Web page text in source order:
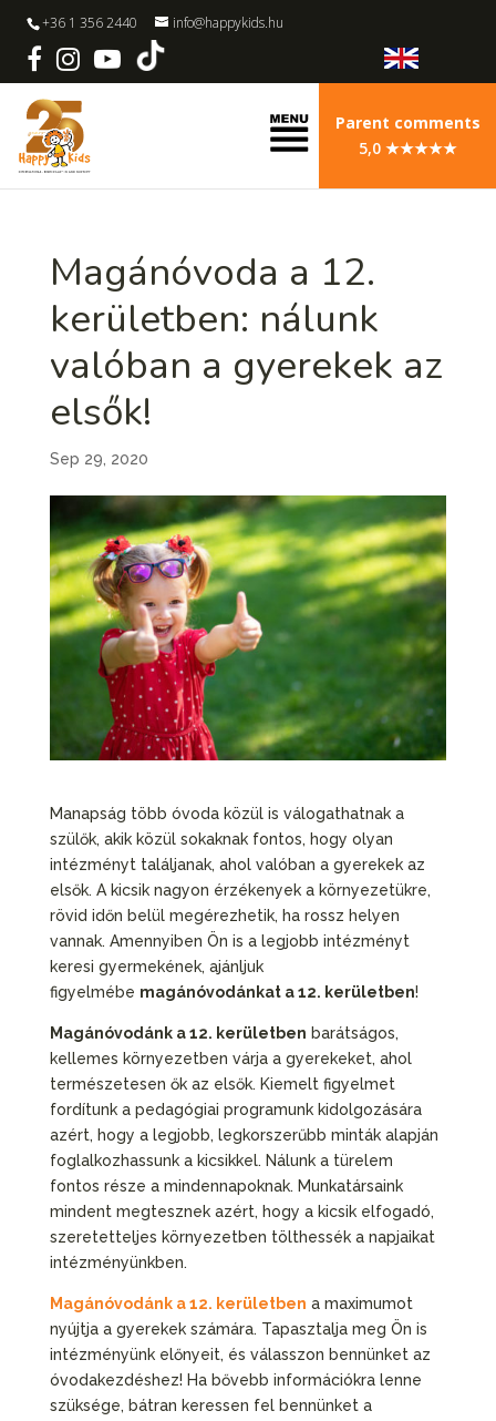
+36 1 356 2440 info@happykids.hu
Parent comments
5,0 ★★★★★
Magánóvoda a 12.
kerületben: nálunk
valóban a gyerekek az
elsők!
Sep 29, 2020
Manapság több óvoda közül is válogathatnak a
szülők, akik közül sokaknak fontos, hogy olyan
intézményt találjanak, ahol valóban a gyerekek az
elsők. A kicsik nagyon érzékenyek a környezetükre,
rövid időn belül megérezhetik, ha rossz helyen
vannak. Amennyiben Ön is a legjobb intézményt
keresi gyermekének, ajánljuk
figyelmébe magánóvodánkat a 12. kerületben!
Magánóvodánk a 12. kerületben barátságos,
kellemes környezetben várja a gyerekeket, ahol
természetesen ők az elsők. Kiemelt figyelmet
fordítunk a pedagógiai programunk kidolgozására
azért, hogy a legjobb, legkorszerűbb minták alapján
foglalkozhassunk a kicsikkel. Nálunk a türelem
fontos része a mindennapoknak. Munkatársaink
mindent megtesznek azért, hogy a kicsik elfogadó,
szeretetteljes környezetben tölthessék a napjaikat
intézményünkben.
Magánóvodánk a 12. kerületben a maximumot
nyújtja a gyerekek számára. Tapasztalja meg Ön is
intézményünk előnyeit, és válasszon bennünket az
óvodakezdéshez! Ha bővebb információkra lenne
szüksége, bátran keressen fel bennünket a